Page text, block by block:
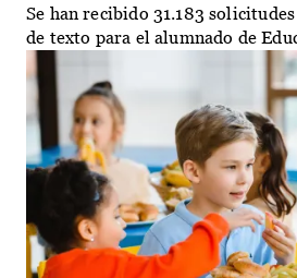
Se han recibido 31.183
de texto para el alumnado de